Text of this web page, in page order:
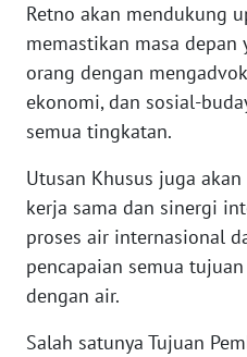
Retno akan mendukung
memastikan masa depan
orang dengan
ekonomi, dan sosial-
semua tingkatan.
Utusan Khusus juga
kerja sama dan sinergi
proses air internasional
pencapaian semua
dengan air.
Salah satunya Tujuan
JAKARTA
WN
JABAR
BANTEN
WN
NTT
KEPRI